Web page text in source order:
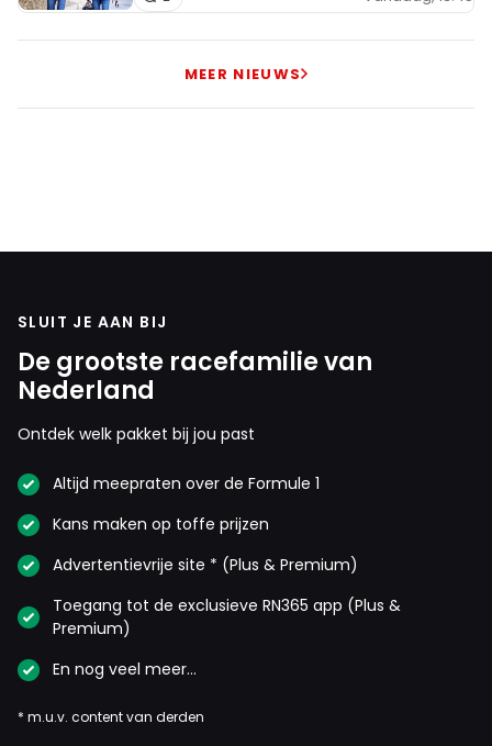
MEER NIEUWS
SLUIT JE AAN BIJ
De grootste racefamilie van
Nederland
Ontdek welk pakket bij jou past
Altijd meepraten over de Formule 1
Kans maken op toffe prijzen
Advertentievrije site * (Plus & Premium)
Toegang tot de exclusieve RN365 app (Plus &
Premium)
En nog veel meer…
* m.u.v. content van derden